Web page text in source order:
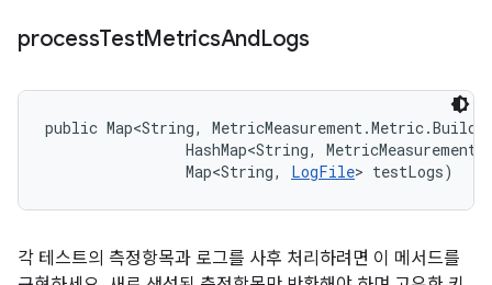
processTestMetricsAndLogs
public Map<String,
HashMap<String,
                Map<String,
LogFile> testLogs)
각 테스트의 측정항목과 로그를 사후 처리하려면 이 메서드를